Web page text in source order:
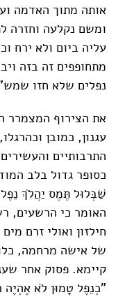
אותה מתוך האדמה
ומשם נקלעה וחזרה
עליה ביום ולא ירח
מתחופפים זה בזה
נפלים שלא חזו
את הצירוף המצמרר
עגנון, כמובן
התרבותיים
כסופר גדול בלב
שַׁבְּלוּל תֶּמֶס יַהֲלֹךְ
האומר כי הרשעים,
חילזון ואולי זרם
של אישה מרחמה,
קיימא. פסוק אחר
"כְנֵפֶל טָמוּן לֹא אֶהְיֶה